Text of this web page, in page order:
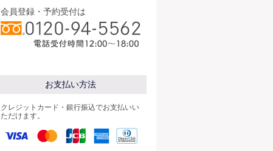
会員登録・予約受付は
お支払い方法
クレジットカード・銀行振込でお支払いい
ただけます。